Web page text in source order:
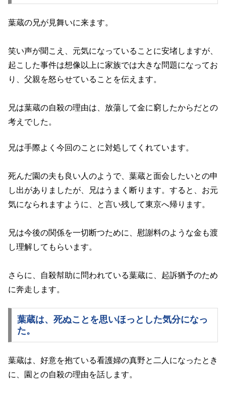
葉蔵の兄が見舞いに来ます。
笑い声が聞こえ、元気になっていることに安堵しますが、
起こした事件は想像以上に家族では大きな問題になってお
り、父親を怒らせていることを伝えます。
兄は葉蔵の自殺の理由は、放蕩して金に窮したからだとの
考えでした。
兄は手際よく今回のことに対処してくれています。
死んだ園の夫も良い人のようで、葉蔵と面会したいとの申
し出がありましたが、兄はうまく断ります。すると、お元
気になられますように、と言い残して東京へ帰ります。
兄は今後の関係を一切断つために、慰謝料のような金も渡
し理解してもらいます。
さらに、自殺幇助に問われている葉蔵に、起訴猶予のため
に奔走します。
葉蔵は、死ぬことを思いほっとした気分になっ
た。
葉蔵は、好意を抱ている看護婦の真野と二人になったとき
に、園との自殺の理由を話します。